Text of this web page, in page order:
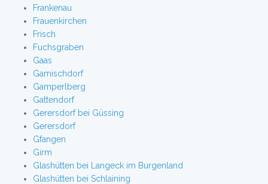
Frankenau
Frauenkirchen
Frisch
Fuchsgraben
Gaas
Gamischdorf
Gamperlberg
Gattendorf
Gerersdorf bei Güssing
Gerersdorf
Gfangen
Girm
Glashütten bei Langeck im Burgenland
Glashütten bei Schlaining